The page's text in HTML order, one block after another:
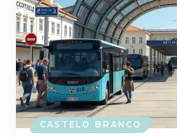
CASTELO BRANCO